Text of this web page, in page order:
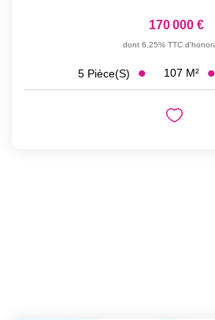
170 000 €
dont 6,25% TTC
5 Pièce(s) 107 M²